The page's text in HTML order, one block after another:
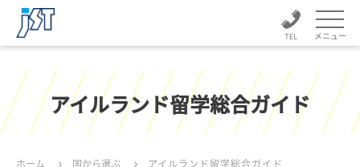
メニュー
アイルランド留学総合ガイド
ホーム 国から選ぶ アイルランド留学総合ガイド